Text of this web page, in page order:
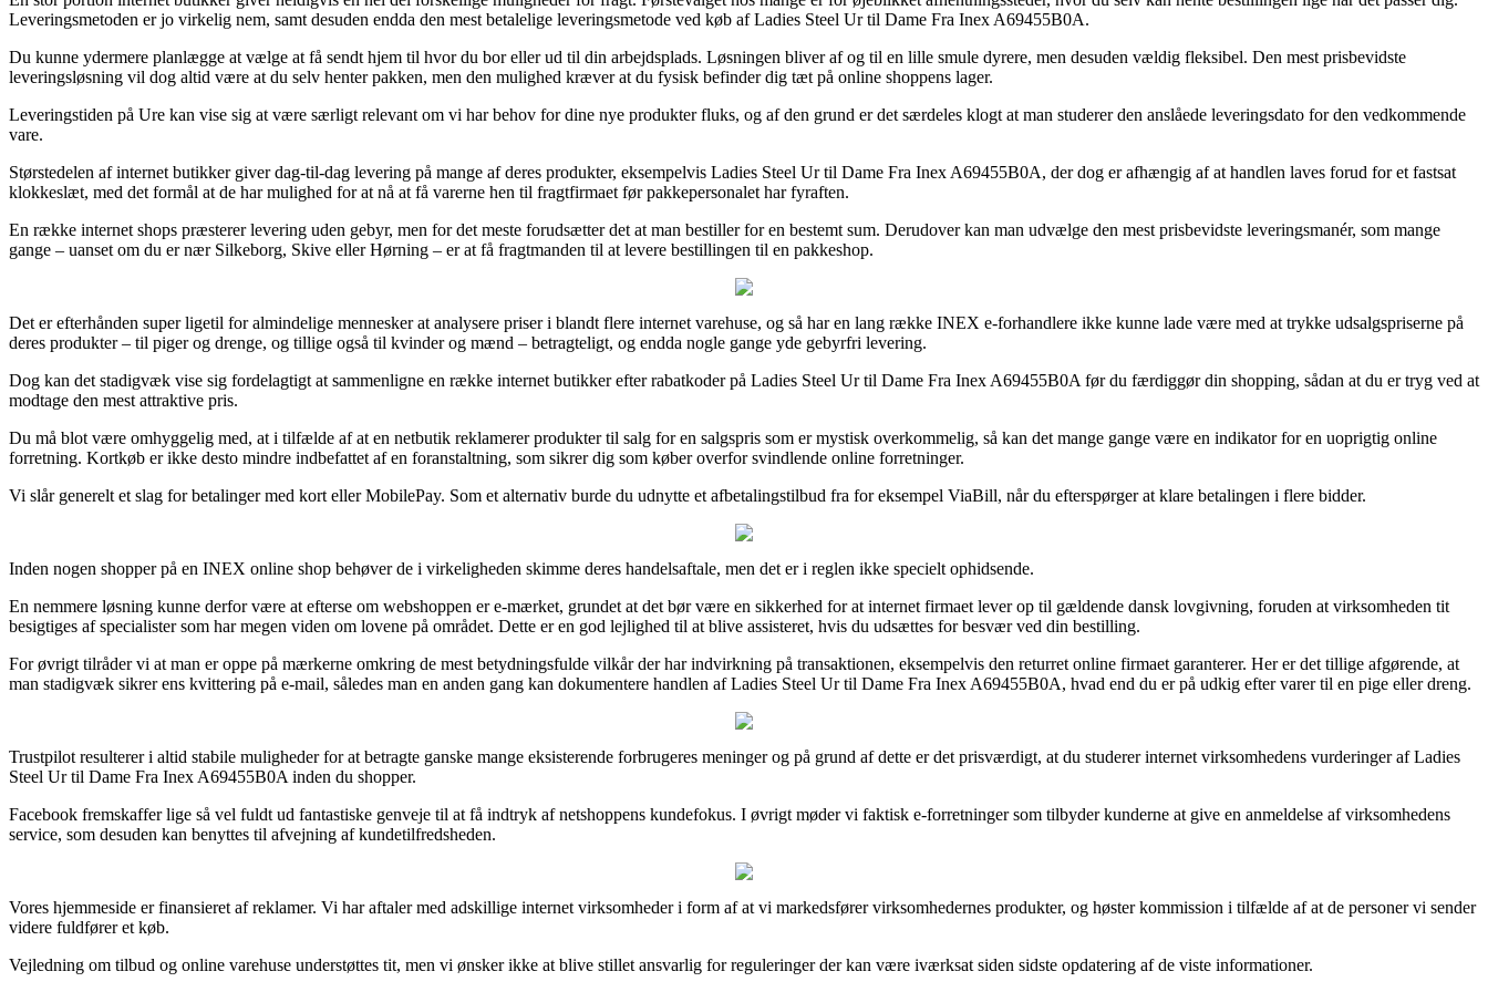
Leveringsmetoden er jo virkelig nem, samt desuden endda den mest betalelige leveringsmetode ved køb af Ladies Steel Ur til Dame Fra Inex A69455B0A.
Du kunne ydermere planlægge at vælge at få sendt hjem til hvor du bor eller ud til din arbejdsplads. Løsningen bliver af og til en lille smule dyrere, men desuden vældig fleksibel. Den mest prisbevidste
leveringsløsning vil dog altid være at du selv henter pakken, men den mulighed kræver at du fysisk befinder dig tæt på online shoppens lager.
Leveringstiden på Ure kan vise sig at være særligt relevant om vi har behov for dine nye produkter fluks, og af den grund er det særdeles klogt at man studerer den anslåede leveringsdato for den vedkommende
vare.
Størstedelen af internet butikker giver dag-til-dag levering på mange af deres produkter, eksempelvis Ladies Steel Ur til Dame Fra Inex A69455B0A, der dog er afhængig af at handlen laves forud for et fastsat
klokkeslæt, med det formål at de har mulighed for at nå at få varerne hen til fragtfirmaet før pakkepersonalet har fyraften.
En række internet shops præsterer levering uden gebyr, men for det meste forudsætter det at man bestiller for en bestemt sum. Derudover kan man udvælge den mest prisbevidste leveringsmanér, som mange
gange – uanset om du er nær Silkeborg, Skive eller Hørning – er at få fragtmanden til at levere bestillingen til en pakkeshop.
Det er efterhånden super ligetil for almindelige mennesker at analysere priser i blandt flere internet varehuse, og så har en lang række INEX e-forhandlere ikke kunne lade være med at trykke udsalgspriserne på
deres produkter – til piger og drenge, og tillige også til kvinder og mænd – betragteligt, og endda nogle gange yde gebyrfri levering.
Dog kan det stadigvæk vise sig fordelagtigt at sammenligne en række internet butikker efter rabatkoder på Ladies Steel Ur til Dame Fra Inex A69455B0A før du færdiggør din shopping, sådan at du er tryg ved at
modtage den mest attraktive pris.
Du må blot være omhyggelig med, at i tilfælde af at en netbutik reklamerer produkter til salg for en salgspris som er mystisk overkommelig, så kan det mange gange være en indikator for en uoprigtig online
forretning. Kortkøb er ikke desto mindre indbefattet af en foranstaltning, som sikrer dig som køber overfor svindlende online forretninger.
Vi slår generelt et slag for betalinger med kort eller MobilePay. Som et alternativ burde du udnytte et afbetalingstilbud fra for eksempel ViaBill, når du efterspørger at klare betalingen i flere bidder.
Inden nogen shopper på en INEX online shop behøver de i virkeligheden skimme deres handelsaftale, men det er i reglen ikke specielt ophidsende.
En nemmere løsning kunne derfor være at efterse om webshoppen er e-mærket, grundet at det bør være en sikkerhed for at internet firmaet lever op til gældende dansk lovgivning, foruden at virksomheden tit
besigtiges af specialister som har megen viden om lovene på området. Dette er en god lejlighed til at blive assisteret, hvis du udsættes for besvær ved din bestilling.
For øvrigt tilråder vi at man er oppe på mærkerne omkring de mest betydningsfulde vilkår der har indvirkning på transaktionen, eksempelvis den returret online firmaet garanterer. Her er det tillige afgørende, at
man stadigvæk sikrer ens kvittering på e-mail, således man en anden gang kan dokumentere handlen af Ladies Steel Ur til Dame Fra Inex A69455B0A, hvad end du er på udkig efter varer til en pige eller dreng.
Trustpilot resulterer i altid stabile muligheder for at betragte ganske mange eksisterende forbrugeres meninger og på grund af dette er det prisværdigt, at du studerer internet virksomhedens vurderinger af Ladies
Steel Ur til Dame Fra Inex A69455B0A inden du shopper.
Facebook fremskaffer lige så vel fuldt ud fantastiske genveje til at få indtryk af netshoppens kundefokus. I øvrigt møder vi faktisk e-forretninger som tilbyder kunderne at give en anmeldelse af virksomhedens
service, som desuden kan benyttes til afvejning af kundetilfredsheden.
Vores hjemmeside er finansieret af reklamer. Vi har aftaler med adskillige internet virksomheder i form af at vi markedsfører virksomhedernes produkter, og høster kommission i tilfælde af at de personer vi sender
videre fuldfører et køb.
Vejledning om tilbud og online varehuse understøttes tit, men vi ønsker ikke at blive stillet ansvarlig for reguleringer der kan være iværksat siden sidste opdatering af de viste informationer.